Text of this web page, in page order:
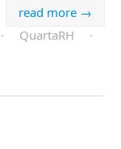
read more →
· QuartaRH
·